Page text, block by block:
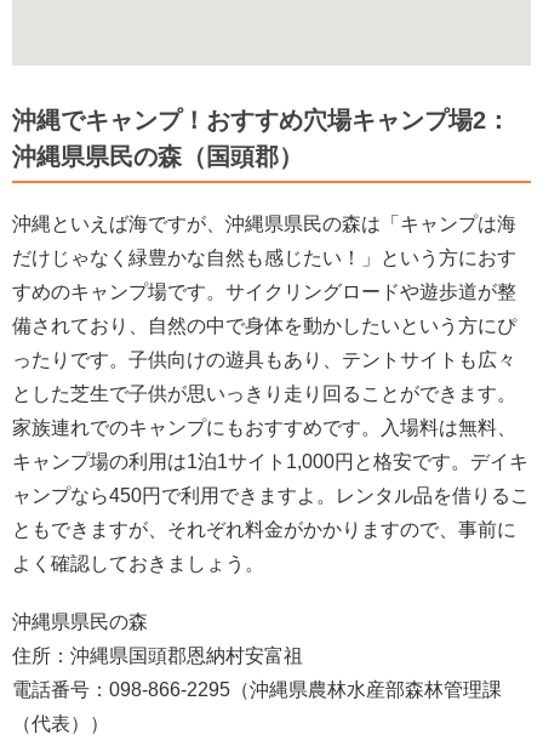
沖縄でキャンプ！おすすめ穴場キャンプ場2：
沖縄県県民の森（国頭郡）
沖縄といえば海ですが、沖縄県県民の森は「キャンプは海
だけじゃなく緑豊かな自然も感じたい！」という方におす
すめのキャンプ場です。サイクリングロードや遊歩道が整
備されており、自然の中で身体を動かしたいという方にぴ
ったりです。子供向けの遊具もあり、テントサイトも広々
とした芝生で子供が思いっきり走り回ることができます。
家族連れでのキャンプにもおすすめです。入場料は無料、
キャンプ場の利用は1泊1サイト1,000円と格安です。デイキ
ャンプなら450円で利用できますよ。レンタル品を借りるこ
ともできますが、それぞれ料金がかかりますので、事前に
よく確認しておきましょう。
沖縄県県民の森
住所：沖縄県国頭郡恩納村安富祖
電話番号：098-866-2295（沖縄県農林水産部森林管理課
（代表））